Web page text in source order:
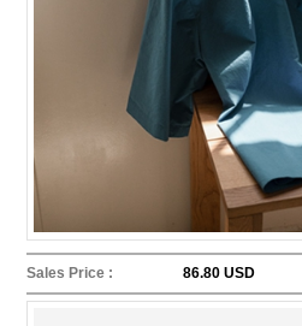
Sales Price : 86.80 USD